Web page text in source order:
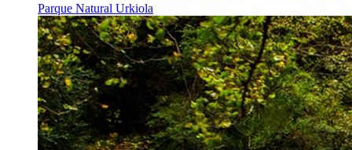
Parque Natural Urkiola